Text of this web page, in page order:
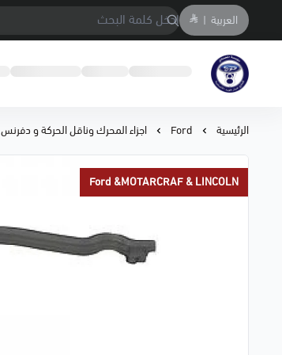
العربية |
متجر المحمادي لقطع السيارات
الرئيسية Ford اجزاء المحرك وناقل الحركة و دفرنس
Ford &MOTARCRAF & LINCOLN